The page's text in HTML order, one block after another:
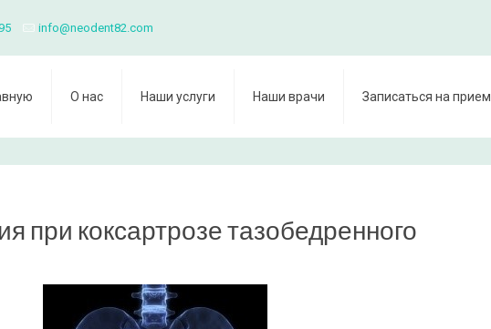
info@neodent82.com
О нас Наши услуги Наши врачи Записаться на прием
при коксартрозе тазобедренного